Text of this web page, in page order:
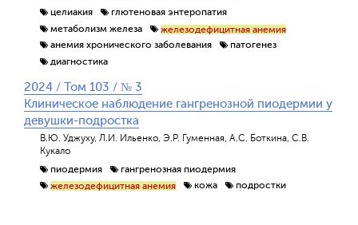
целиакия
глютеновая энтеропатия
метаболизм железа
железодефицитная анемия
анемия хронического заболевания
патогенез
диагностика
2024 / Том 103 / № 3
Клиническое наблюдение гангренозной пиодермии у
девушки-подростка
В.Ю. Уджуху, Л.И. Ильенко, Э.Р. Гуменная, А.С. Боткина, С.В.
Кукало
пиодермия
гангренозная пиодермия
железодефицитная анемия
кожа подростки